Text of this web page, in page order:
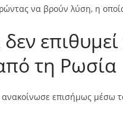
να βρούν λύση, η
τη Ρωσία
επισήμως μέσω